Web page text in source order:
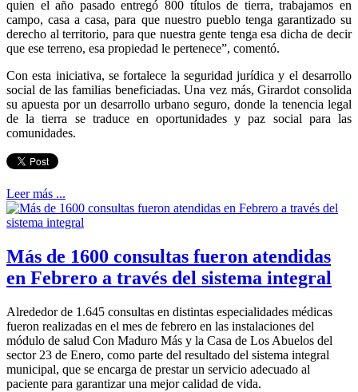
quien el año pasado entregó 800 títulos de tierra, trabajamos en
campo, casa a casa, para que nuestro pueblo tenga garantizado su
derecho al territorio, para que nuestra gente tenga esa dicha de decir
que ese terreno, esa propiedad le pertenece”, comentó.
Con esta iniciativa, se fortalece la seguridad jurídica y el desarrollo
social de las familias beneficiadas. Una vez más, Girardot consolida
su apuesta por un desarrollo urbano seguro, donde la tenencia legal
de la tierra se traduce en oportunidades y paz social para las
comunidades.
Leer más ...
Más de 1600 consultas fueron atendidas
en Febrero a través del sistema integral
Alrededor de 1.645 consultas en distintas especialidades médicas
fueron realizadas en el mes de febrero en las instalaciones del
módulo de salud Con Maduro Más y la Casa de Los Abuelos del
sector 23 de Enero, como parte del resultado del sistema integral
municipal, que se encarga de prestar un servicio adecuado al
paciente para garantizar una mejor calidad de vida.